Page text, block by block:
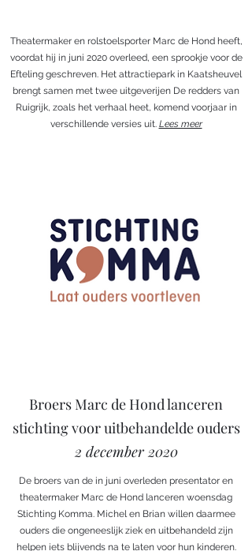
Theatermaker en rolstoelsporter Marc de Hond heeft,
voordat hij in juni 2020 overleed, een sprookje voor de
Efteling geschreven. Het attractiepark in Kaatsheuvel
brengt samen met twee uitgeverijen De redders van
Ruigrijk, zoals het verhaal heet, komend voorjaar in
verschillende versies uit. Lees meer
Broers Marc de Hond lanceren
stichting voor uitbehandelde ouders
2 december 2020
De broers van de in juni overleden presentator en
theatermaker Marc de Hond lanceren woensdag
Stichting Komma. Michel en Brian willen daarmee
ouders die ongeneeslijk ziek en uitbehandeld zijn
helpen iets blijvends na te laten voor hun kinderen.